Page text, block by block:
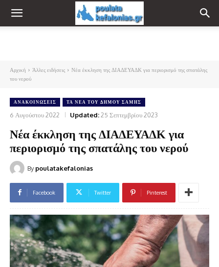
Αρχική Άλλες ειδήσεις
Νέα έκκληση της ΔΙΑΔΕΥΑΔΚ για περιορισμό της σπατάλης
του νερού
ΑΝΑΚΟΙΝΏΣΕΙΣ ΤΑ ΝΈΑ ΤΟΥ ΔΉΜΟΥ ΣΆΜΗΣ
6 Αυγούστου 2022 Updated:25 Σεπτεμβρίου 2023
Νέα έκκληση της ΔΙΑΔΕΥΑΔΚ για
περιορισμό της σπατάλης του νερού
By poulatakefalonias
Facebook Twitter Pinterest